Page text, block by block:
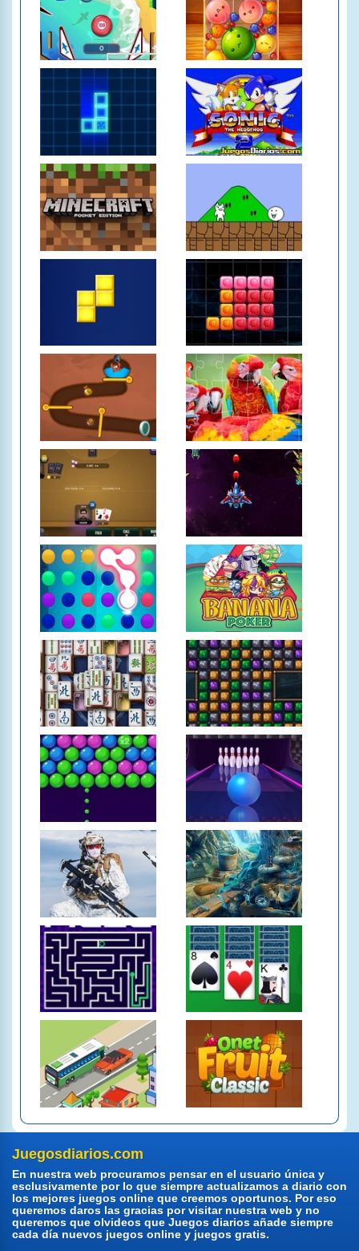
Juegosdiarios.com
En nuestra web procuramos pensar en el usuario única y
esclusivamente por lo que siempre actualizamos a diario con
los mejores juegos online que creemos oportunos. Por eso
queremos daros las gracias por visitar nuestra web y no
queremos que olvideos que Juegos diarios añade siempre
cada día nuevos juegos online y juegos gratis.